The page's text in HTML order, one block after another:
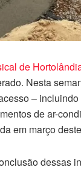
de
Nesta
–
de ar-
em março
dessas